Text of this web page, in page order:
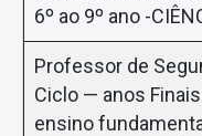
6º ao 9º ano -
Professor de
Ciclo — anos
ensino